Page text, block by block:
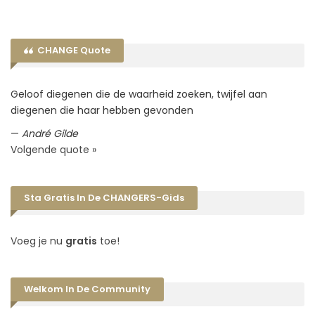
CHANGE Quote
Geloof diegenen die de waarheid zoeken, twijfel aan
diegenen die haar hebben gevonden
— André Gilde
Volgende quote »
Sta Gratis In De CHANGERS-Gids
Voeg je nu gratis toe!
Welkom In De Community